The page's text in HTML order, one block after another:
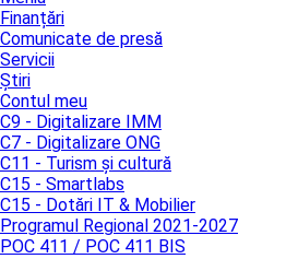
Finanțări
Comunicate de presă
Servicii
Știri
Contul meu
C9 - Digitalizare IMM
C7 - Digitalizare ONG
C11 - Turism și cultură
C15 - Smartlabs
C15 - Dotări IT & Mobilier
Programul Regional 2021-2027
POC 411 / POC 411 BIS